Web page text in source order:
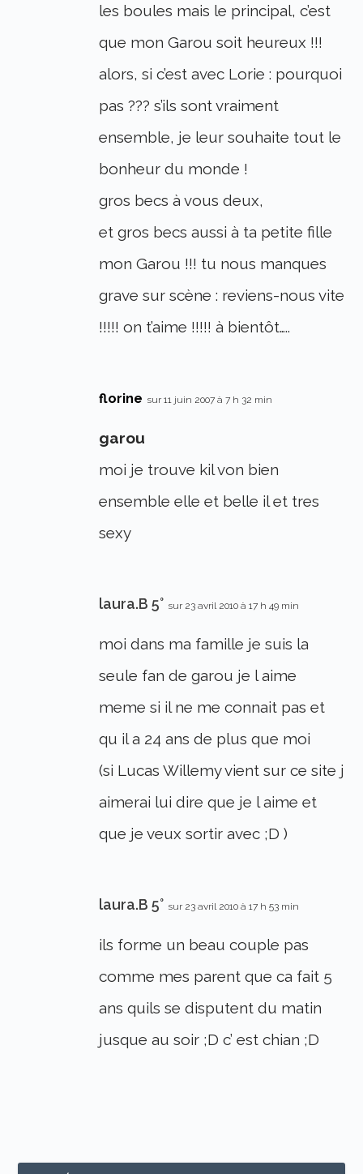
les boules mais le principal, c’est
que mon Garou soit heureux !!!
alors, si c’est avec Lorie : pourquoi
pas ??? s’ils sont vraiment
ensemble, je leur souhaite tout le
bonheur du monde !
gros becs à vous deux,
et gros becs aussi à ta petite fille
mon Garou !!! tu nous manques
grave sur scène : reviens-nous vite
!!!!! on t’aime !!!!! à bientôt…..
florine sur 11 juin 2007 à 7 h 32 min
garou
moi je trouve kil von bien
ensemble elle et belle il et tres
sexy
laura.B 5° sur 23 avril 2010 à 17 h 49 min
moi dans ma famille je suis la
seule fan de garou je l aime
meme si il ne me connait pas et
qu il a 24 ans de plus que moi
(si Lucas Willemy vient sur ce site j
aimerai lui dire que je l aime et
que je veux sortir avec ;D )
laura.B 5° sur 23 avril 2010 à 17 h 53 min
ils forme un beau couple pas
comme mes parent que ca fait 5
ans quils se disputent du matin
jusque au soir ;D c’ est chian ;D